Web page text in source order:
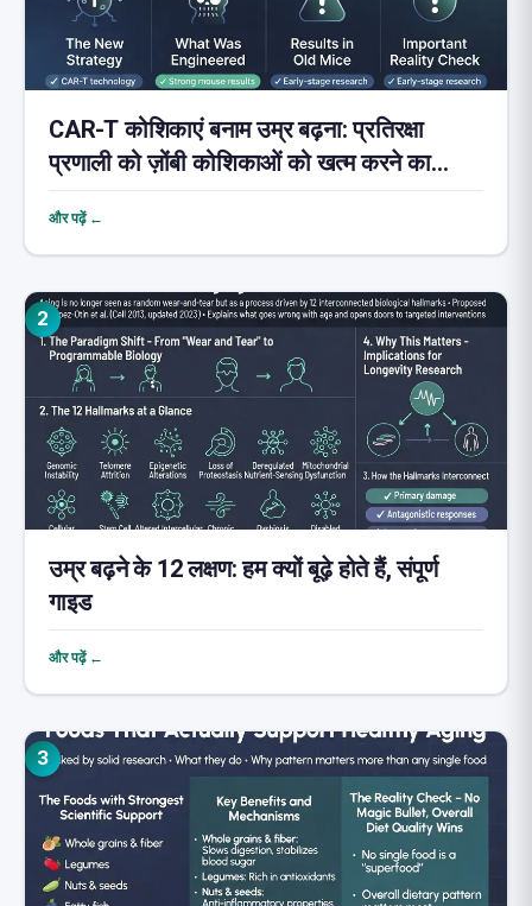
CAR-T कोशिकाएं बनाम उम्र बढ़ना: प्रतिरक्षा
प्रणाली को ज़ोंबी कोशिकाओं को खत्म करने का
प्रशिक्षण देना
और पढ़ें ←
2
उम्र बढ़ने के 12 लक्षण: हम क्यों बूढ़े होते हैं, संपूर्ण
गाइड
और पढ़ें ←
3